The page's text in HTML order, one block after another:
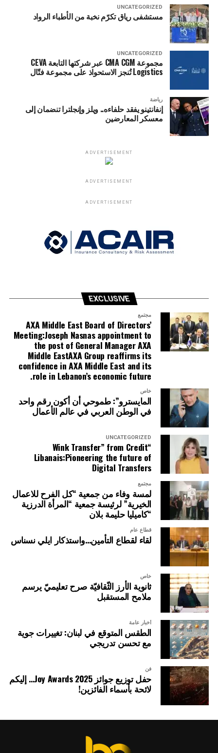
UNCATEGORIZED
مستشفى رياق تكرّم نخبة من الأطباء الرواد
UNCATEGORIZED
مجموعة CMA CGM عبر شركتها التابعة CEVA
Logistics تُنجز الاستحواذ على مجموعة فتّال
رياضة
إنفانتينو يفقد حلفاءه.. ويلز وإنجلترا تنضمان إلى
معسكر المعارضين
ADVERTISEMENT
ADVERTISEMENT
ADVERTISEMENT
EXCLUSIVE
مجتمع
AXA Middle East Board of Directors’
Meeting:Joseph Nasnas appointment to
the post of General Manager AXA
Middle EastAXA Group reaffirms its
confidence in AXA Middle East and its
role in Lebanon’s economic future.
خاص
المايسترو”: طموحي أن أكون رقم واحد
في الوطن العربي في عالم الأعمال
UNCATEGORIZED
“Wink Transfer” from Credit
Libanais:Pioneering the future of
Digital Transfers
مجتمع
لمسة وفاء من جمعية “كل الفرح للاعمال
الخيرية” لرئيسة جمعية “المرأة الدرزية
“كاميليا حليمة بلان
قطاع عام
لقاء لقطاع التأمين…واستذكار ايلي نسناس
خاص
ثانوية الأرز الثّقافيّة صرح تعليميّ يرسم
ملامح المستقبل
أخبار عامة
الطقس المتوقع في لبنان: تغييرات جوية
مع تحسن تدريجي
فن
حفل توزيع جوائز Joy Awards 2025… إليكم
لائحة بأسماء الفائزين!